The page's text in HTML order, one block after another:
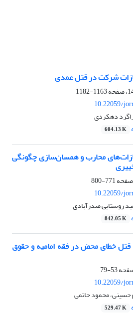
شرکت در قتل عمدی
1163-1182
10.22059/
دهکردی
604.13 K
محارب و همسان‌سازی چگونگی
771-800
10.22059/
روستایی صدرآبادی
842.05 K
خطای محض در فقه امامیه و حقوق
53-79
10.22059/
حسینی، محمود حاتمی
529.47 K